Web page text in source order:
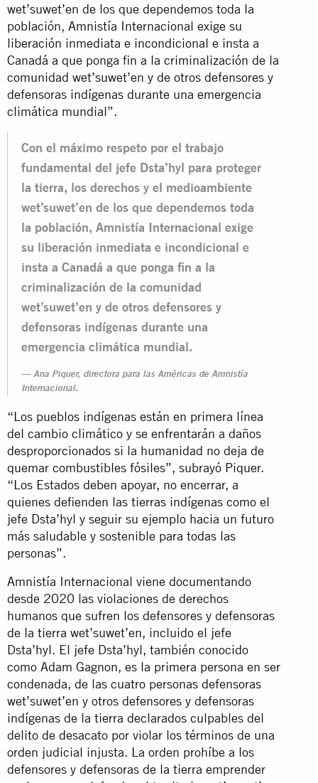
wet’suwet’en de los que dependemos toda la
población, Amnistía Internacional exige su
liberación inmediata e incondicional e insta a
Canadá a que ponga fin a la criminalización de la
comunidad wet’suwet’en y de otros defensores y
defensoras indígenas durante una emergencia
climática mundial”.
Con el máximo respeto por el trabajo
fundamental del jefe Dsta’hyl para proteger
la tierra, los derechos y el medioambiente
wet’suwet’en de los que dependemos toda
la población, Amnistía Internacional exige
su liberación inmediata e incondicional e
insta a Canadá a que ponga fin a la
criminalización de la comunidad
wet’suwet’en y de otros defensores y
defensoras indígenas durante una
emergencia climática mundial.
Ana Piquer, directora para las Américas de Amnistía
Internacional.
“Los pueblos indígenas están en primera línea
del cambio climático y se enfrentarán a daños
desproporcionados si la humanidad no deja de
quemar combustibles fósiles”, subrayó Piquer.
“Los Estados deben apoyar, no encerrar, a
quienes defienden las tierras indígenas como el
jefe Dsta’hyl y seguir su ejemplo hacia un futuro
más saludable y sostenible para todas las
personas”.
Amnistía Internacional viene documentando
desde 2020 las violaciones de derechos
humanos que sufren los defensores y defensoras
de la tierra wet’suwet’en, incluido el jefe
Dsta’hyl. El jefe Dsta’hyl, también conocido
como Adam Gagnon, es la primera persona en ser
condenada, de las cuatro personas defensoras
wet’suwet’en y otros defensores y defensoras
indígenas de la tierra declarados culpables del
delito de desacato por violar los términos de una
orden judicial injusta. La orden prohíbe a los
defensores y defensoras de la tierra emprender